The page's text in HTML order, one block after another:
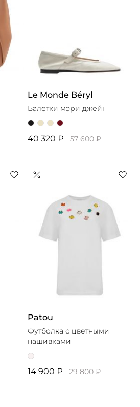
Le Monde Béryl
Балетки мэри джейн
40 320 ₽ 57 600 ₽
Patou
Футболка с цветными
нашивками
14 900 ₽ 29 800 ₽